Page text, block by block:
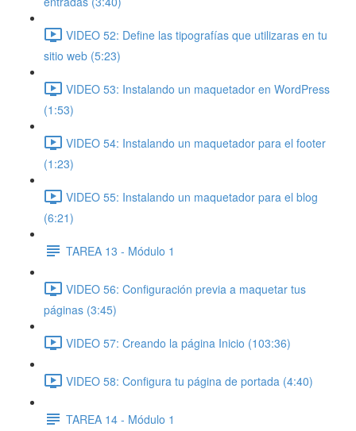
VIDEO 52: Define las tipografías que utilizaras en tu
sitio web (5:23)
VIDEO 53: Instalando un maquetador en WordPress
(1:53)
VIDEO 54: Instalando un maquetador para el footer
(1:23)
VIDEO 55: Instalando un maquetador para el blog
(6:21)
TAREA 13 - Módulo 1
VIDEO 56: Configuración previa a maquetar tus
páginas (3:45)
VIDEO 57: Creando la página Inicio (103:36)
VIDEO 58: Configura tu página de portada (4:40)
TAREA 14 - Módulo 1